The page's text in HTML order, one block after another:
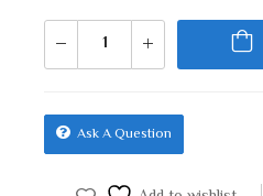
Ask A Question